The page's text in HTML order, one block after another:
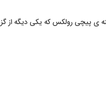
ی پیچی رولکس که یکی دیگه از